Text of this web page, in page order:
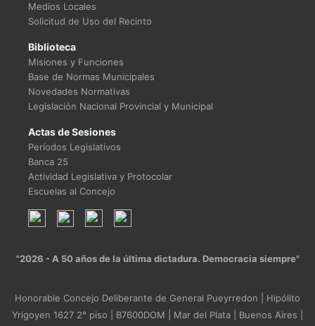
Medios Locales
Solicitud de Uso del Recinto
Biblioteca
Misiones y Funciones
Base de Normas Municipales
Novedades Normativas
Legislación Nacional Provincial y Municipal
Actas de Sesiones
Períodos Legislativos
Banca 25
Actividad Legislativa y Protocolar
Escuelas al Concejo
"2026 - A 50 años de la última dictadura. Democracia siempre"
Honorable Concejo Deliberante de General Pueyrredon | Hipólito
Yrigoyen 1627 2° piso | B7600DOM | Mar del Plata | Buenos Aires |